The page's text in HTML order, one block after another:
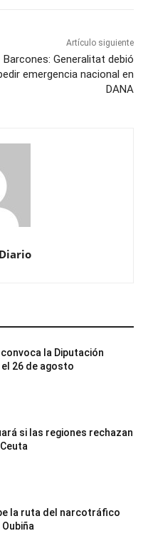
Artículo siguiente
Barcones: Generalitat debió
emergencia nacional en
DANA
la Diputación
26 de agosto
si las regiones rechazan
la ruta del narcotráfico